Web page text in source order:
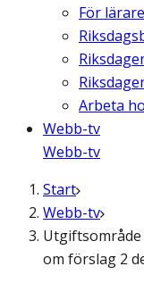
För lärare
Arbeta
Webb-tv
Webb-tv
Start
Webb-tv
om förslag 2